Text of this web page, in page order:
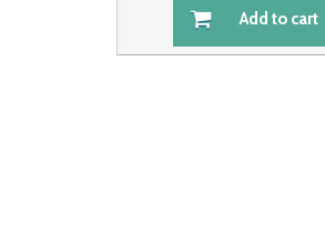
Add to cart